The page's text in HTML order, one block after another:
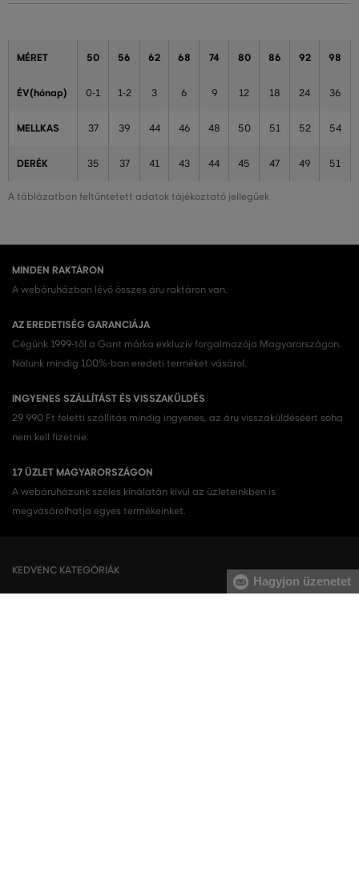
A táblázatban feltüntetett adatok tájékoztató jellegűek
MÉRET 50 56 62 68 74 80 86 92 98
ÉV(hónap) 0-1 1-2 3 6 9 12 18 24 36
MELLKAS 37 39 44 46 48 50 51 52 54
DERÉK 35 37 41 43 44 45 47 49 51
MINDEN RAKTÁRON
A webáruházban lévő összes áru raktáron van.
AZ EREDETISÉG GARANCIÁJA
Cégünk 1999-től a Gant márka exkluzív forgalmazója Magyarországon.
Nálunk mindig 100%-ban eredeti terméket vásárol.
INGYENES SZÁLLÍTÁST ÉS VISSZAKÜLDÉS
29 990 Ft feletti szállítás mindig ingyenes, az áru visszaküldéséért soha
nem kell fizetnie.
17 ÜZLET MAGYARORSZÁGON
A webáruházunk széles kínálatán kívül az üzleteinkben is
megvásárolhatja egyes termékeinket.
KEDVENC KATEGÓRIÁK
Hagyjon üzenetet